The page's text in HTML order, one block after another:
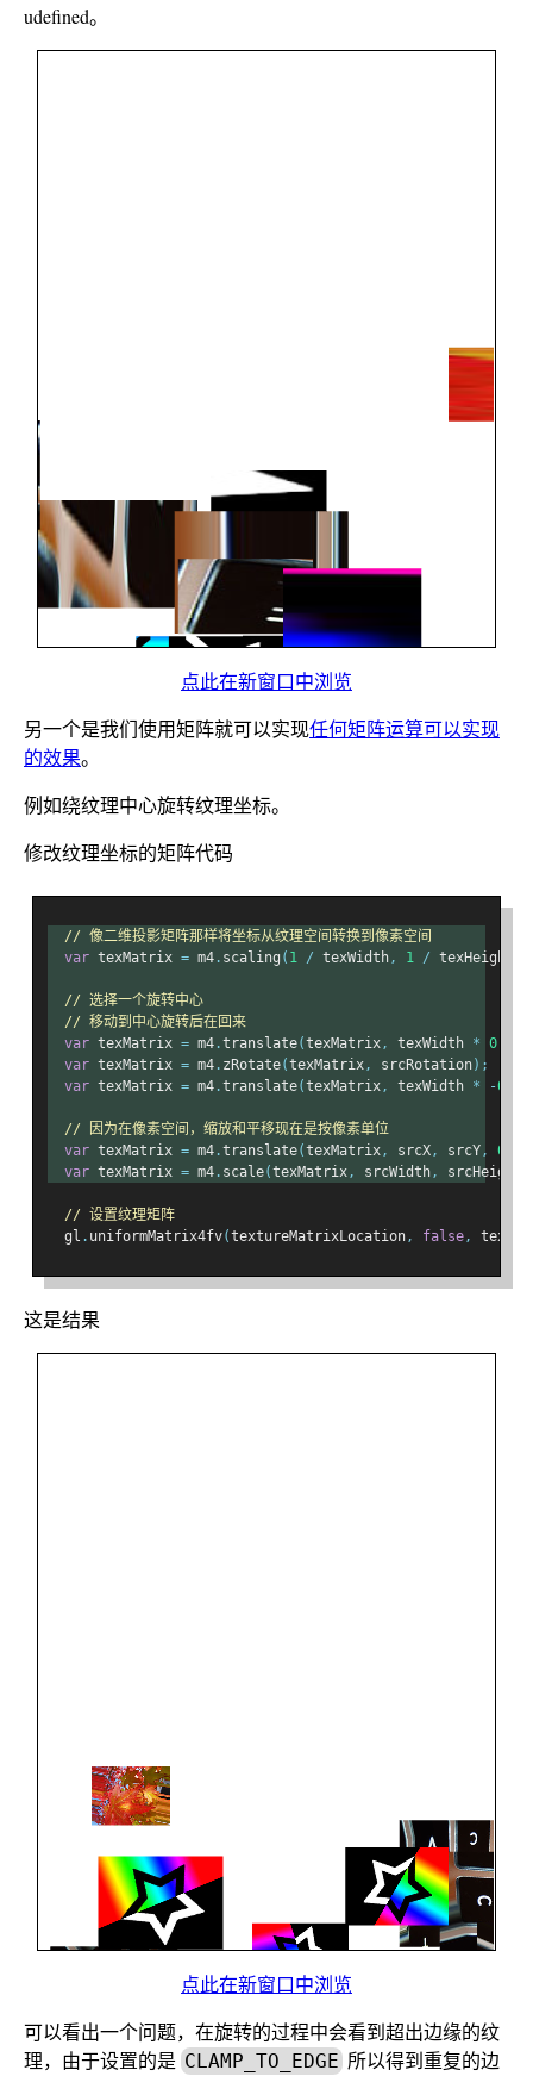
udefined。
点此在新窗口中浏览
另一个是我们使用矩阵就可以实现任何矩阵运算可以实现
的效果。
例如绕纹理中心旋转纹理坐标。
修改纹理坐标的矩阵代码
// 像二维投影矩阵那样将坐标从纹理空间转换到像素空间
var texMatrix = m4 . scaling ( 1 / texWidth, 1 / texHeight
// 选择一个旋转中心
// 移动到中心旋转后在回来
var texMatrix = m4 .translate(texMatrix, texWidth * 0.5
var texMatrix = m4 . zRotate(texMatrix, srcRotation);
var texMatrix = m4 .translate(texMatrix, texWidth * -0.5
// 因为在像素空间，缩放和平移现在是按像素单位
var texMatrix = m4 .translate(texMatrix, srcX, srcY, 0
var texMatrix = m4 . scale(texMatrix, srcWidth, srcHeight
// 设置纹理矩阵
  gl
. uniformMatrix4fv(textureMatrixLocation, false,
这是结果
点此在新窗口中浏览
可以看出一个问题，在旋转的过程中会看到超出边缘的纹
理，由于设置的是 CLAMP_TO_EDGE 所以得到重复的边